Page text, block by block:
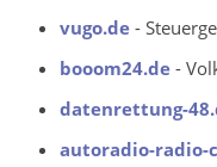
vugo.de -
booom24.de -
datenrettung-
autoradio-radio-